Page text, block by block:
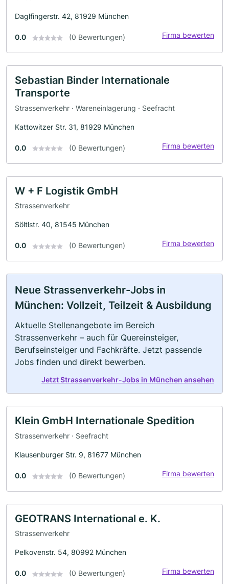
Daglfingerstr. 42, 81929 München
0.0 (0 Bewertungen) Firma bewerten
Sebastian Binder Internationale
Transporte
Strassenverkehr · Wareneinlagerung · Seefracht
Kattowitzer Str. 31, 81929 München
0.0 (0 Bewertungen) Firma bewerten
W + F Logistik GmbH
Strassenverkehr
Söltlstr. 40, 81545 München
0.0 (0 Bewertungen) Firma bewerten
Neue Strassenverkehr-Jobs in
München: Vollzeit, Teilzeit & Ausbildung
Aktuelle Stellenangebote im Bereich
Strassenverkehr – auch für Quereinsteiger,
Berufseinsteiger und Fachkräfte. Jetzt passende
Jobs finden und direkt bewerben.
Jetzt Strassenverkehr-Jobs in München ansehen
Klein GmbH Internationale Spedition
Strassenverkehr · Seefracht
Klausenburger Str. 9, 81677 München
0.0 (0 Bewertungen) Firma bewerten
GEOTRANS International e. K.
Strassenverkehr
Pelkovenstr. 54, 80992 München
0.0 (0 Bewertungen) Firma bewerten